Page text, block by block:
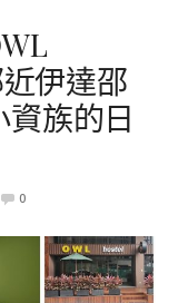
伊達邵
族的日
0